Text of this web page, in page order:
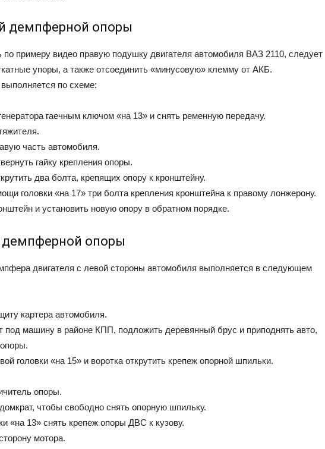
демпферной опоры
по примеру видео правую подушку двигателя автомобиля ВАЗ 2110, следует
упоры, а также отсоединить «минусовую» клемму от АКБ.
по схеме:
гаечным ключом «на 13» и снять ременную передачу.
часть автомобиля.
гайку крепления опоры.
два болта, крепящих опору к кронштейну.
головки «на 17» три болта крепления кронштейна к правому лонжерону.
и установить новую опору в обратном порядке.
опоры
двигателя с левой стороны автомобиля выполняется в следующем
картера автомобиля.
под машину в районе КПП, подложить деревянный брус и приподнять авто,
головки «на 15» и воротка открутить крепеж опорной шпильки.
опоры.
чтобы свободно снять опорную шпильку.
«на 13» снять крепеж опоры ДВС к кузову.
мотора.